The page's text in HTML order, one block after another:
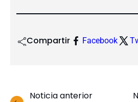
Compartir Facebook
Noticia anterior